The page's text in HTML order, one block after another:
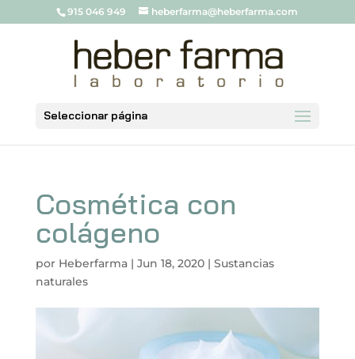
915 046 949 heberfarma@heberfarma.com
Seleccionar página
Cosmética con
colágeno
por Heberfarma| Jun 18, 2020| Sustancias
naturales